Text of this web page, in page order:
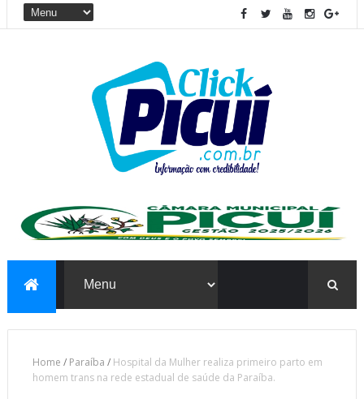
Home / Paraíba / Hospital da Mulher realiza primeiro parto em
homem trans na rede estadual de saúde da Paraíba.